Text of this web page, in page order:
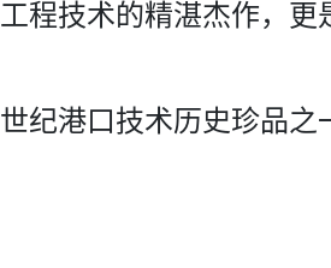
程技术的精湛杰作，
纪港口技术历史珍品